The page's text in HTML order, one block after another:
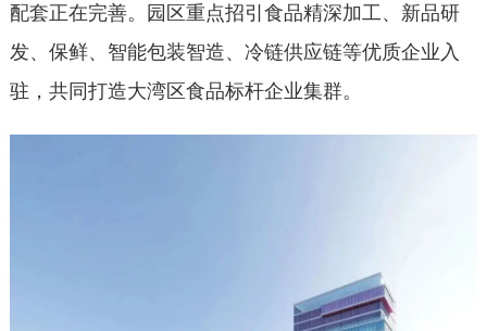
配套正在完善。园区重点招引食品精深加工、新品研
发、保鲜、智能包装智造、冷链供应链等优质企业入
驻，共同打造大湾区食品标杆企业集群。